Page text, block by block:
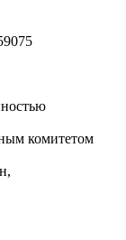
комитетом